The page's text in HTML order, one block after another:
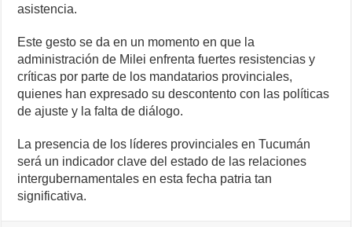
asistencia.
Este gesto se da en un momento en que la
administración de Milei enfrenta fuertes resistencias y
críticas por parte de los mandatarios provinciales,
quienes han expresado su descontento con las políticas
de ajuste y la falta de diálogo.
La presencia de los líderes provinciales en Tucumán
será un indicador clave del estado de las relaciones
intergubernamentales en esta fecha patria tan
significativa.